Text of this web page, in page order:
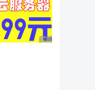
广告 商业广告，理性